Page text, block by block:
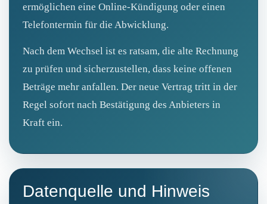
ermöglichen eine Online‑Kündigung oder einen
Telefontermin für die Abwicklung.
Nach dem Wechsel ist es ratsam, die alte Rechnung
zu prüfen und sicherzustellen, dass keine offenen
Beträge mehr anfallen. Der neue Vertrag tritt in der
Regel sofort nach Bestätigung des Anbieters in
Kraft ein.
Datenquelle und Hinweis